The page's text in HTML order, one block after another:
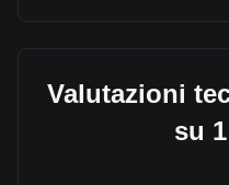
Valutazioni
su